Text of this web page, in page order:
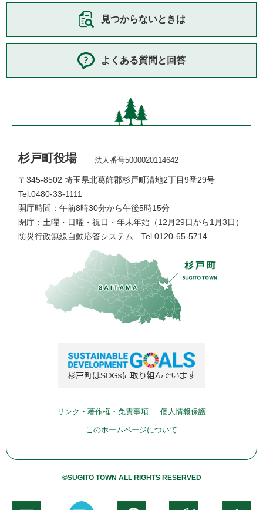
見つからないときは
よくある質問と回答
杉戸町役場 法人番号5000020114642
〒345-8502 埼玉県北葛飾郡杉戸町清地2丁目9番29号
Tel.0480-33-1111
開庁時間：午前8時30分から午後5時15分
閉庁：土曜・日曜・祝日・年末年始（12月29日から1月3日）
防災行政無線自動応答システム Tel.0120-65-5714
リンク・著作権・免責事項 個人情報保護
このホームページについて
©SUGITO TOWN ALL RIGHTS RESERVED